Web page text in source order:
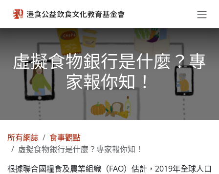
虛擬食物銀行是什麼？專
家報你知！
所有網誌
食事觀點
虛擬食物銀行是什麼？專家報你知！
根據聯合國糧食及農業組織（FAO）估計，2019年全球人口